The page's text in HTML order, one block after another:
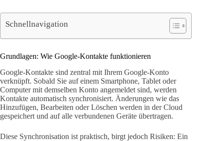
Schnellnavigation
Grundlagen: Wie Google-Kontakte funktionieren
Google-Kontakte sind zentral mit Ihrem Google-Konto
verknüpft. Sobald Sie auf einem Smartphone, Tablet oder
Computer mit demselben Konto angemeldet sind, werden
Kontakte automatisch synchronisiert. Änderungen wie das
Hinzufügen, Bearbeiten oder Löschen werden in der Cloud
gespeichert und auf alle verbundenen Geräte übertragen.
Diese Synchronisation ist praktisch, birgt jedoch Risiken: Ein